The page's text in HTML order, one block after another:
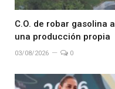
C.O. de robar gasolina a
una producción propia
03/08/2026 0